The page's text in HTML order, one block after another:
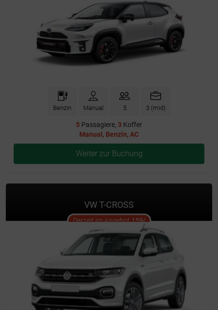
Benzin Manual 5 3 (mid)
5 Passagiere, 3 Koffer
Manual , Benzin, AC
Weiter zur Buchung
VW T-CROSS
Derzeit im Angebot15%!offer